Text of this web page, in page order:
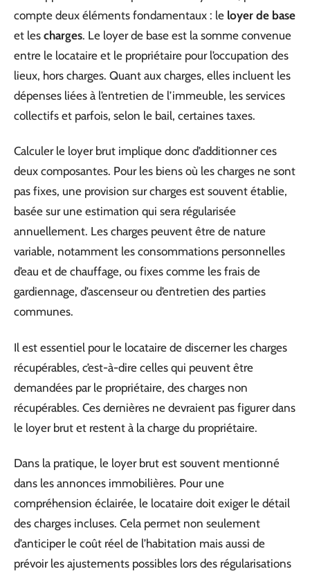
compte deux éléments fondamentaux : le loyer de base
et les charges. Le loyer de base est la somme convenue
entre le locataire et le propriétaire pour l’occupation des
lieux, hors charges. Quant aux charges, elles incluent les
dépenses liées à l’entretien de l’immeuble, les services
collectifs et parfois, selon le bail, certaines taxes.
Calculer le loyer brut implique donc d’additionner ces
deux composantes. Pour les biens où les charges ne sont
pas fixes, une provision sur charges est souvent établie,
basée sur une estimation qui sera régularisée
annuellement. Les charges peuvent être de nature
variable, notamment les consommations personnelles
d’eau et de chauffage, ou fixes comme les frais de
gardiennage, d’ascenseur ou d’entretien des parties
communes.
Il est essentiel pour le locataire de discerner les charges
récupérables, c’est-à-dire celles qui peuvent être
demandées par le propriétaire, des charges non
récupérables. Ces dernières ne devraient pas figurer dans
le loyer brut et restent à la charge du propriétaire.
Dans la pratique, le loyer brut est souvent mentionné
dans les annonces immobilières. Pour une
compréhension éclairée, le locataire doit exiger le détail
des charges incluses. Cela permet non seulement
d’anticiper le coût réel de l’habitation mais aussi de
prévoir les ajustements possibles lors des régularisations